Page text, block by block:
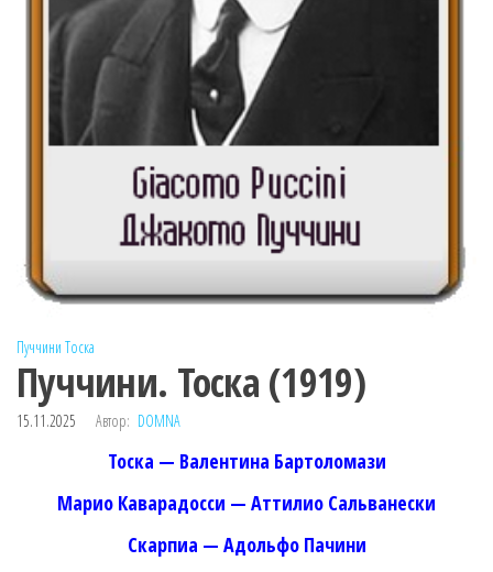
Пуччини Тоска
Пуччини. Тоска (1919)
15.11.2025 Автор: DOMNA
Тоска — Валентина Бартоломази
Марио Каварадосси — Аттилио Сальванески
Скарпиа — Адольфо Пачини